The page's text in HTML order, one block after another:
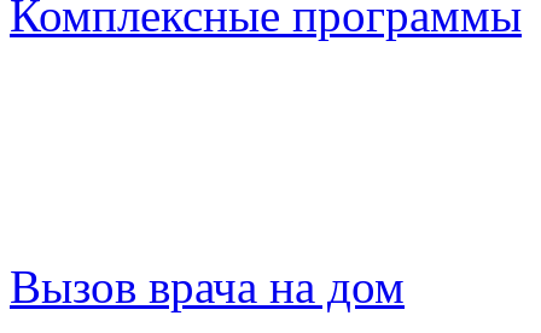
Комплексные программы
Вызов врача на дом